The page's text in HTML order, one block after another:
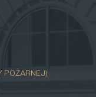
POŻARNEJ)